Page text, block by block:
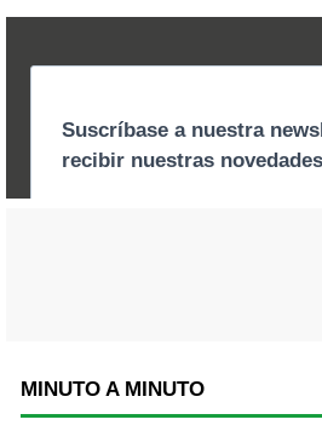
MINUTO A MINUTO